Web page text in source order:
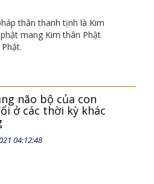
thân thanh tịnh là Kim
mang Kim thân Phật
não bộ của con
ở các thời kỳ khác
04:12:48